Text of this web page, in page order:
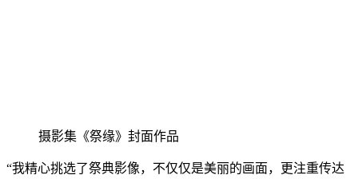
摄影集《祭缘》封面作品
“我精心挑选了祭典影像，不仅仅是美丽的画面，更注重传达